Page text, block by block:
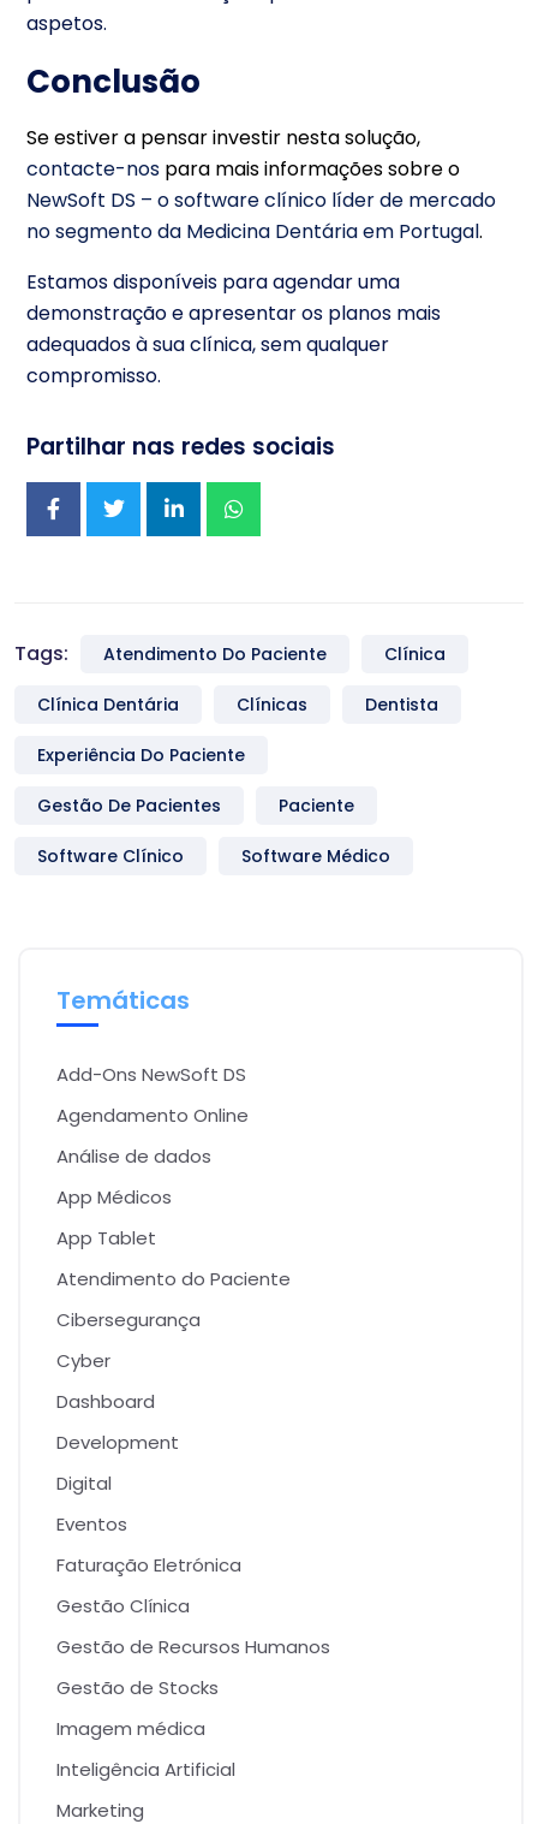
aspetos.
Conclusão
Se estiver a pensar investir nesta solução,
contacte-nos para mais informações sobre o
NewSoft DS – o software clínico líder de mercado
no segmento da Medicina Dentária em Portugal.
Estamos disponíveis para agendar uma
demonstração e apresentar os planos mais
adequados à sua clínica, sem qualquer
compromisso.
Partilhar nas redes sociais
Tags: Atendimento Do Paciente Clínica
Clínica Dentária Clínicas Dentista
Experiência Do Paciente
Gestão De Pacientes Paciente
Software Clínico Software Médico
Temáticas
Add-Ons NewSoft DS
Agendamento Online
Análise de dados
App Médicos
App Tablet
Atendimento do Paciente
Cibersegurança
Cyber
Dashboard
Development
Digital
Eventos
Faturação Eletrónica
Gestão Clínica
Gestão de Recursos Humanos
Gestão de Stocks
Imagem médica
Inteligência Artificial
Marketing